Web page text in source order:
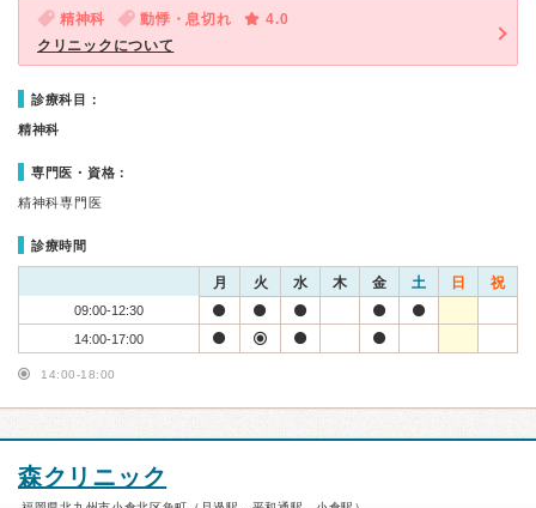
精神科 動悸・息切れ
4.0
クリニックについて
診療科目：
精神科
専門医・資格：
精神科専門医
診療時間
月 火 水 木 金 土 日 祝
09:00-12:30
14:00-17:00
14:00-18:00
森クリニック